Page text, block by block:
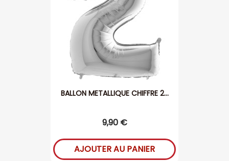
BALLON METALLIQUE CHIFFRE 2...
9,90 €
AJOUTER AU PANIER